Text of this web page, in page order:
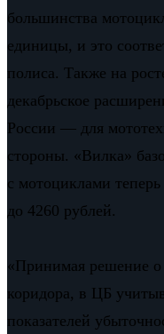
большинства
единицы, и это
полиса. Также на
декабрьское
России — для
стороны. «Вилка»
с мотоциклами теперь
до 4260 рублей.
«Принимая решение
коридора, в ЦБ
показателей